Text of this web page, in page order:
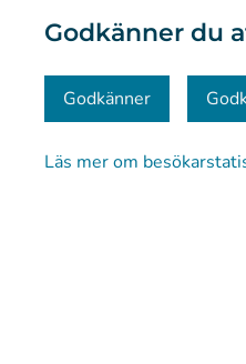
Godkänner du
Godkänner
Läs mer om
Kommunikation och
© Kanta-Palvelut,